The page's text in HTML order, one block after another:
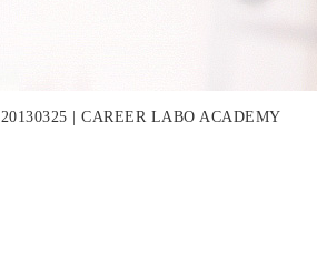
20130325 | CAREER LABO ACADEMY